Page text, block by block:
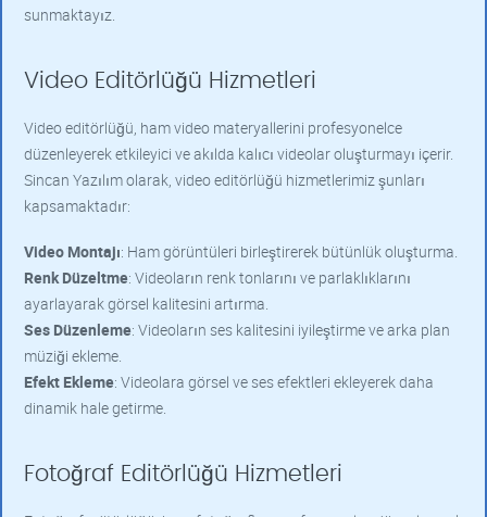
sunmaktayız.
Video Editörlüğü Hizmetleri
Video editörlüğü, ham video materyallerini profesyonelce
düzenleyerek etkileyici ve akılda kalıcı videolar oluşturmayı içerir.
Sincan Yazılım olarak, video editörlüğü hizmetlerimiz şunları
kapsamaktadır:
Video Montajı: Ham görüntüleri birleştirerek bütünlük oluşturma.
Renk Düzeltme: Videoların renk tonlarını ve parlaklıklarını
ayarlayarak görsel kalitesini artırma.
Ses Düzenleme: Videoların ses kalitesini iyileştirme ve arka plan
müziği ekleme.
Efekt Ekleme: Videolara görsel ve ses efektleri ekleyerek daha
dinamik hale getirme.
Fotoğraf Editörlüğü Hizmetleri